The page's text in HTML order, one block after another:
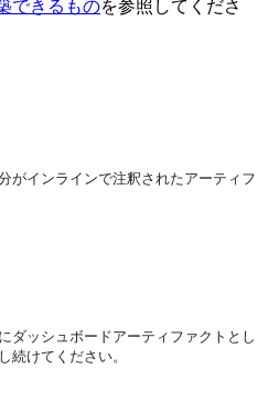
できるものを参照してくださ
がインラインで注釈されたアーティフ
ダッシュボードアーティファクトとし
続けてください。